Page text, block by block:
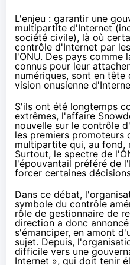
L'enjeu : garantir une
multipartite d'Internet
société civile), là où
contrôle d'Internet par
l'ONU. Des pays comme
connus pour leur
numériques, sont en
vision onusienne
S'ils ont été longtemps
extrêmes, l'affaire
nouvelle sur le contrôle
les premiers promoteurs
multipartite qui, au fond,
Surtout, le spectre de
l'épouvantail préféré de
forcer certaines
Dans ce débat,
symbole du contrôle
rôle de gestionnaire de
direction a donc
s'émanciper, en amont
sujet. Depuis,
difficile vers une
Internet », qui doit tenir